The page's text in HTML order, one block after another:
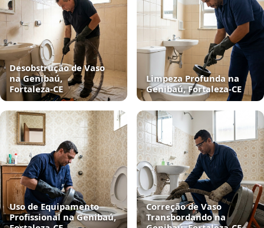
Desobstrução de Vaso
na Genibaú,
Fortaleza‑CE
Limpeza Profunda na
Genibaú, Fortaleza‑CE
Uso de Equipamento
Profissional na Genibaú,
Correção de Vaso
Transbordando na